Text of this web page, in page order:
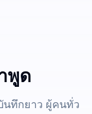
พูด
นทึกยาว ผู้คนทั่ว